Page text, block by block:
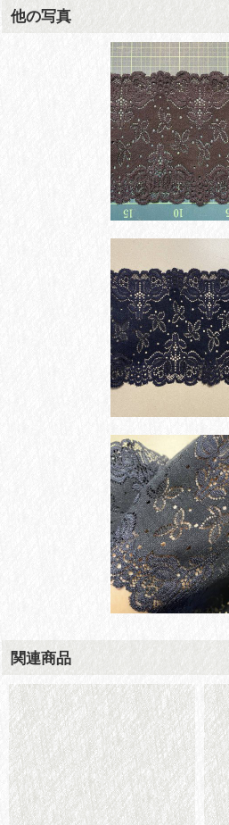
他の写真
関連商品